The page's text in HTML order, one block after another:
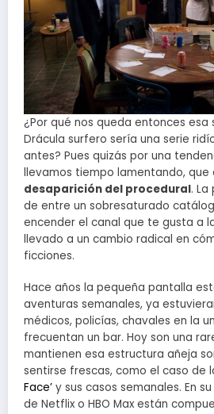
¿Por qué nos queda entonces esa
Drácula surfero sería una serie
antes? Pues quizás por una
llevamos tiempo lamentando, que
desaparición del procedural.
de entre un sobresaturado
encender el canal que te gusta a
llevado a un cambio radical en
ficciones.
Hace años la pequeña pantalla
aventuras semanales, ya
médicos, policías, chavales en la
frecuentan un bar. Hoy son una
mantienen esa estructura añeja
sentirse frescas, como el caso de
Face’ y sus casos semanales. En
de Netflix o HBO Max están